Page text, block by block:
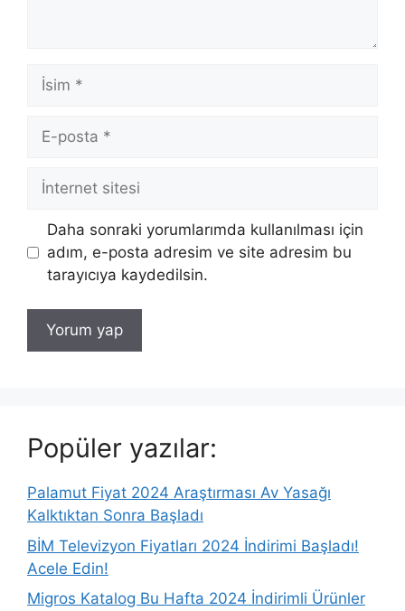
İsim
posta
İnternet
sitesi
Daha sonraki yorumlarımda kullanılması için
adım, e-posta adresim ve site adresim bu
tarayıcıya kaydedilsin.
Popüler yazılar:
Palamut Fiyat 2024 Araştırması Av Yasağı
Kalktıktan Sonra Başladı
BİM Televizyon Fiyatları 2024 İndirimi Başladı!
Acele Edin!
Migros Katalog Bu Hafta 2024 İndirimli Ürünler